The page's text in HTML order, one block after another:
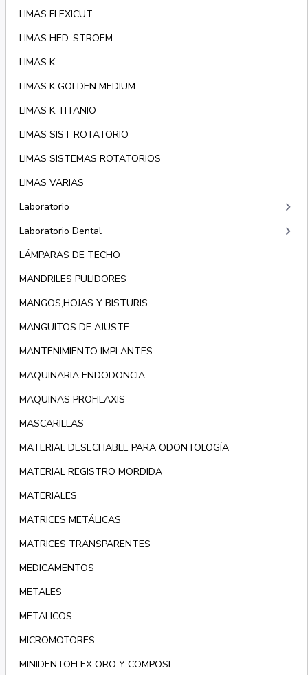
LIMAS FLEXICUT
LIMAS HED-STROEM
LIMAS K
LIMAS K GOLDEN MEDIUM
LIMAS K TITANIO
LIMAS SIST ROTATORIO
LIMAS SISTEMAS ROTATORIOS
LIMAS VARIAS
Laboratorio
keyboard_arrow_right
Laboratorio Dental keyboard_arrow_right
LÁMPARAS DE TECHO
MANDRILES PULIDORES
MANGOS,HOJAS Y BISTURIS
MANGUITOS DE AJUSTE
MANTENIMIENTO IMPLANTES
MAQUINARIA ENDODONCIA
MAQUINAS PROFILAXIS
MASCARILLAS
MATERIAL DESECHABLE PARA ODONTOLOGÍA
MATERIAL REGISTRO MORDIDA
MATERIALES
MATRICES METÁLICAS
MATRICES TRANSPARENTES
MEDICAMENTOS
METALES
METALICOS
MICROMOTORES
MINIDENTOFLEX ORO Y COMPOSI